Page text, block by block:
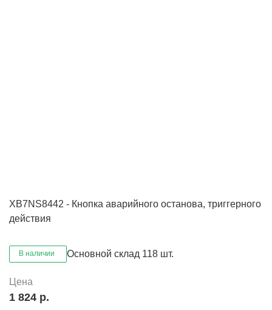
XB7NS8442 - Кнопка аварийного останова, триггерного
действия
В наличии Основной склад 118 шт.
Цена
1 824 р.